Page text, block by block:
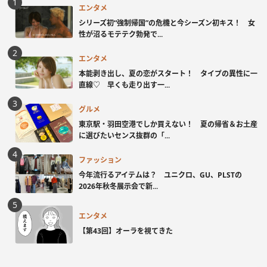
エンタメ
シリーズ初“強制帰国”の危機と今シーズン初キス！ 女
性が沼るモテテク勃発で...
エンタメ
本能剥き出し、夏の恋がスタート！ タイプの異性に一
直線♡ 早くも走り出す一...
グルメ
東京駅・羽田空港でしか買えない！ 夏の帰省＆お土産
に選びたいセンス抜群の「...
ファッション
今年流行るアイテムは？ ユニクロ、GU、PLSTの
2026年秋冬展示会で新...
エンタメ
【第43回】オーラを視てきた